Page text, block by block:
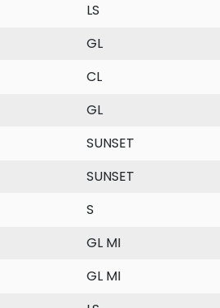
LS
GL
CL
GL
SUNSET
SUNSET
S
GL MI
GL MI